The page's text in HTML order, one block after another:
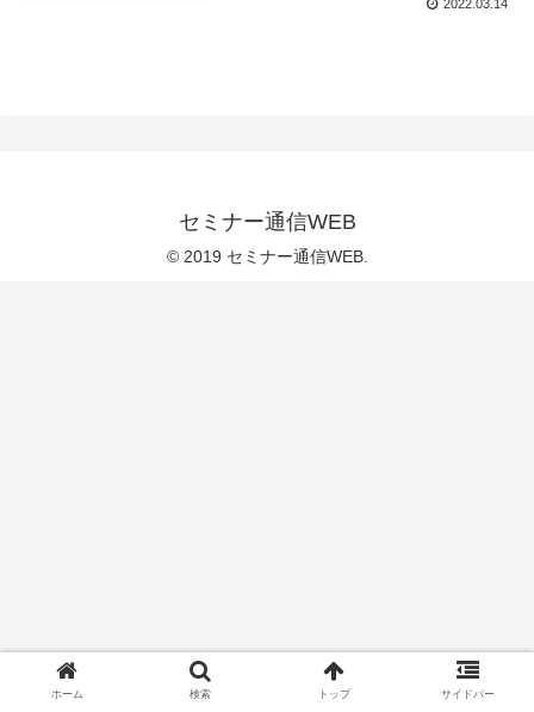
2022.03.14
セミナー通信WEB
© 2019 セミナー通信WEB.
ホーム 検索 トップ サイドバー